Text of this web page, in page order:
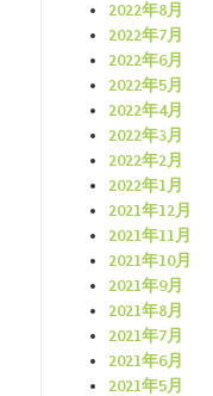
2022年8月
2022年7月
2022年6月
2022年5月
2022年4月
2022年3月
2022年2月
2022年1月
2021年12月
2021年11月
2021年10月
2021年9月
2021年8月
2021年7月
2021年6月
2021年5月